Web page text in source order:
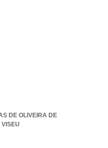
DE OLIVEIRA DE
VISEU